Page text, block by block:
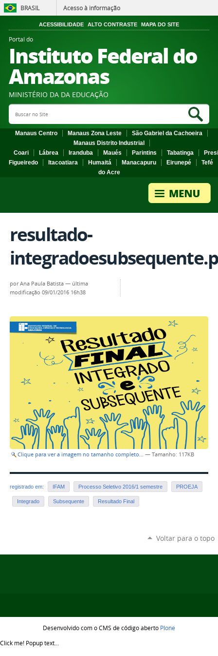
BRASIL Acesso à informação
ACESSIBILIDADE ALTO CONTRASTE MAPA DO SITE
Portal do
Instituto Federal do
Amazonas
MINISTÉRIO DA DA EDUCAÇÃO
Search Site
Manaus Centro Manaus Zona Leste
São Gabriel da Cachoeira
Manaus Distrito Industrial
Coari
Lábrea Iranduba Maués Parintins Tabatinga
Figueiredo
Itacoatiara Humaitá Manacapuru Eirunepé
Tefé
do Acre
resultado-
porAna Paula Batista — última
modificação 09/01/2016 16h38
Clique para ver a imagem no tamanho completo… — Tamanho: 117KB
registrado em: IFAM Processo Seletivo 2016/1 semestre PROEJA
Integrado Subsequente Resultado Final
Voltar para o topo
Desenvolvido com o CMS de código aberto Plone
Click me! Popup text...